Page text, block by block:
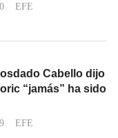
EFE
Cabello dijo
“jamás” ha sido
EFE